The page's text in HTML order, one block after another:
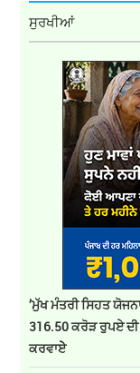
ਸੁਰਖੀਆਂ
’ਮੁੱਖ ਮੰਤਰੀ ਸਿਹਤ
316.50 ਕਰੋੜ ਰੁਪਏ
ਕਰਵਾਏੇ